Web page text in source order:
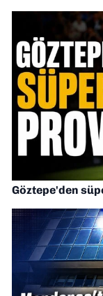
Göztepe'den